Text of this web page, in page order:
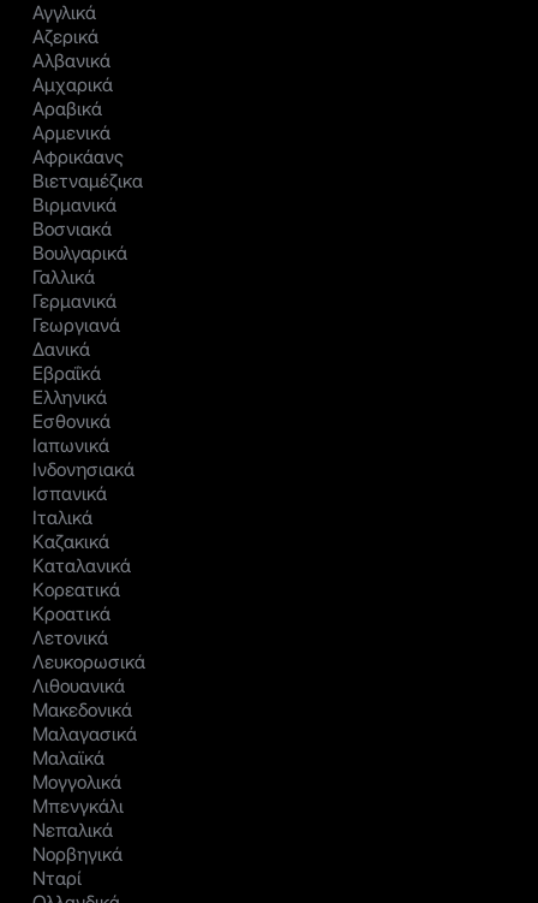
Αγγλικά
Αζερικά
Αλβανικά
Αμχαρικά
Αραβικά
Αρμενικά
Αφρικάανς
Βιετναμέζικα
Βιρμανικά
Βοσνιακά
Βουλγαρικά
Γαλλικά
Γερμανικά
Γεωργιανά
Δανικά
Εβραΐκά
Ελληνικά
Εσθονικά
Ιαπωνικά
Ινδονησιακά
Ισπανικά
Ιταλικά
Καζακικά
Καταλανικά
Κορεατικά
Κροατικά
Λετονικά
Λευκορωσικά
Λιθουανικά
Μακεδονικά
Μαλαγασικά
Μαλαϊκά
Μογγολικά
Μπενγκάλι
Νεπαλικά
Νορβηγικά
Νταρί